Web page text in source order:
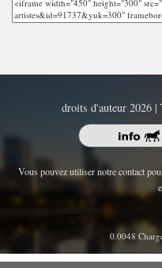
droits d'auteur 2026 |
Vous pouvez utiliser notre contact
0.0048